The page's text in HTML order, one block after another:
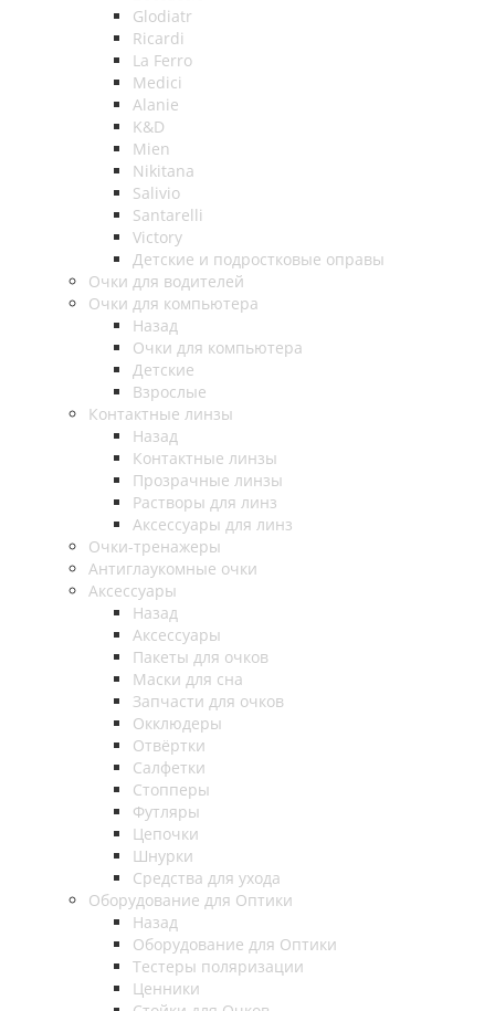
Glodiatr
Ricardi
La Ferro
Medici
Alanie
K&D
Mien
Nikitana
Salivio
Santarelli
Victory
Детские и подростковые оправы
Очки для водителей
Очки для компьютера
Назад
Очки для компьютера
Детские
Взрослые
Контактные линзы
Назад
Контактные линзы
Прозрачные линзы
Растворы для линз
Аксессуары для линз
Очки-тренажеры
Антиглаукомные очки
Аксессуары
Назад
Аксессуары
Пакеты для очков
Маски для сна
Запчасти для очков
Окклюдеры
Отвёртки
Салфетки
Стопперы
Футляры
Цепочки
Шнурки
Средства для ухода
Оборудование для Оптики
Назад
Оборудование для Оптики
Тестеры поляризации
Ценники